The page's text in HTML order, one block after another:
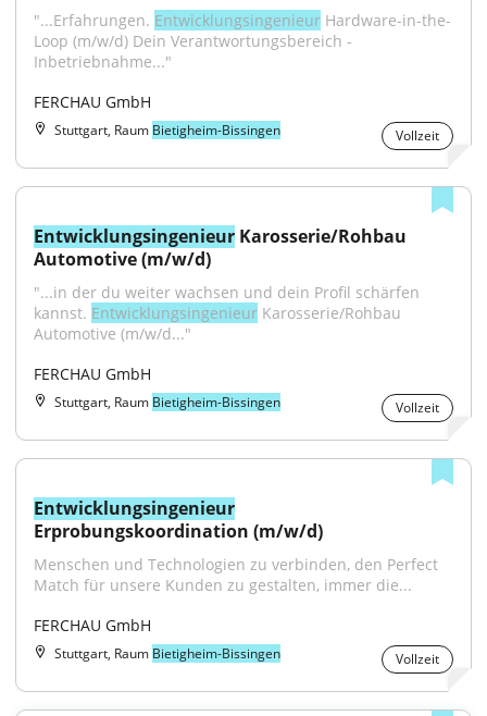
"...Erfahrungen. Entwicklungsingenieur Hardware-in-the-
Loop (m/w/d) Dein Verantwortungsbereich -
Inbetriebnahme..."
FERCHAU GmbH
Stuttgart, Raum Bietigheim-Bissingen Vollzeit
Entwicklungsingenieur Karosserie/Rohbau
Automotive (m/w/d)
"...in der du weiter wachsen und dein Profil schärfen
kannst. Entwicklungsingenieur Karosserie/Rohbau
Automotive (m/w/d..."
FERCHAU GmbH
Stuttgart, Raum Bietigheim-Bissingen Vollzeit
Entwicklungsingenieur
Erprobungskoordination (m/w/d)
Menschen und Technologien zu verbinden, den Perfect
Match für unsere Kunden zu gestalten, immer die...
FERCHAU GmbH
Stuttgart, Raum Bietigheim-Bissingen Vollzeit